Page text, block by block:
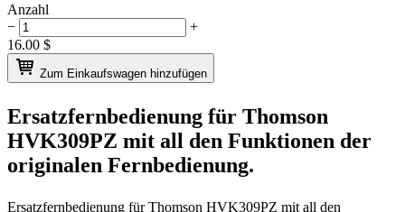
Anzahl
−
+
16.00 $
Zum Einkaufswagen hinzufügen
Ersatzfernbedienung für Thomson
HVK309PZ mit all den Funktionen der
originalen Fernbedienung.
Ersatzfernbedienung fürThomson HVK309PZ mit all den